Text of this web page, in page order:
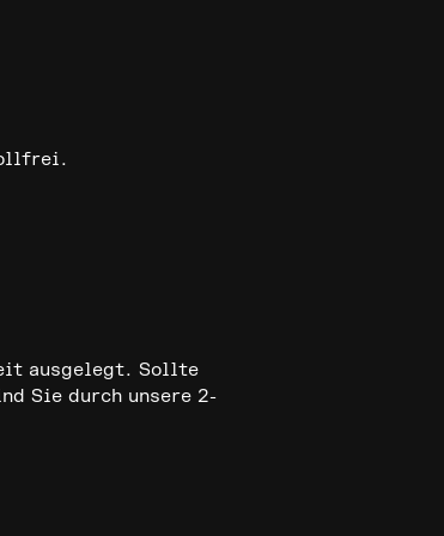
ausgelegt. Sollte
Sie durch unsere 2-